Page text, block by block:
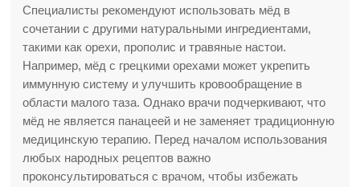
Специалисты рекомендуют использовать мёд в
сочетании с другими натуральными ингредиентами,
такими как орехи, прополис и травяные настои.
Например, мёд с грецкими орехами может укрепить
иммунную систему и улучшить кровообращение в
области малого таза. Однако врачи подчеркивают, что
мёд не является панацеей и не заменяет традиционную
медицинскую терапию. Перед началом использования
любых народных рецептов важно
проконсультироваться с врачом, чтобы избежать